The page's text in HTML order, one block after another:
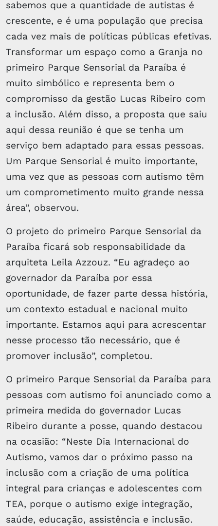
sabemos que a quantidade de autistas é
crescente, e é uma população que precisa
cada vez mais de políticas públicas efetivas.
Transformar um espaço como a Granja no
primeiro Parque Sensorial da Paraíba é
muito simbólico e representa bem o
compromisso da gestão Lucas Ribeiro com
a inclusão. Além disso, a proposta que saiu
aqui dessa reunião é que se tenha um
serviço bem adaptado para essas pessoas.
Um Parque Sensorial é muito importante,
uma vez que as pessoas com autismo têm
um comprometimento muito grande nessa
área”, observou.
O projeto do primeiro Parque Sensorial da
Paraíba ficará sob responsabilidade da
arquiteta Leila Azzouz. “Eu agradeço ao
governador da Paraíba por essa
oportunidade, de fazer parte dessa história,
um contexto estadual e nacional muito
importante. Estamos aqui para acrescentar
nesse processo tão necessário, que é
promover inclusão”, completou.
O primeiro Parque Sensorial da Paraíba para
pessoas com autismo foi anunciado como a
primeira medida do governador Lucas
Ribeiro durante a posse, quando destacou
na ocasião: “Neste Dia Internacional do
Autismo, vamos dar o próximo passo na
inclusão com a criação de uma política
integral para crianças e adolescentes com
TEA, porque o autismo exige integração,
saúde, educação, assistência e inclusão.